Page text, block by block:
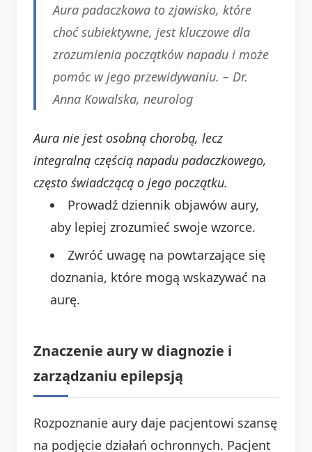
Aura padaczkowa to zjawisko, które
choć subiektywne, jest kluczowe dla
zrozumienia początków napadu i może
pomóc w jego przewidywaniu. – Dr.
Anna Kowalska, neurolog
Aura nie jest osobną chorobą, lecz
integralną częścią napadu padaczkowego,
często świadczącą o jego początku.
Prowadź dziennik objawów aury,
aby lepiej zrozumieć swoje wzorce.
Zwróć uwagę na powtarzające się
doznania, które mogą wskazywać na
aurę.
Znaczenie aury w diagnozie i
zarządzaniu epilepsją
Rozpoznanie aury daje pacjentowi szansę
na podjęcie działań ochronnych. Pacjent